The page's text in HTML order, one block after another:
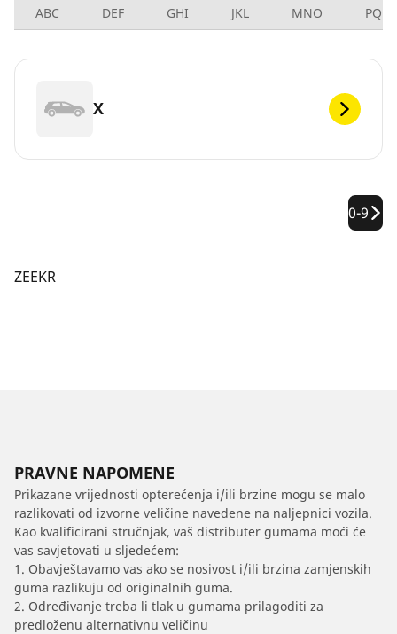
ABC DEF GHI JKL MNO PQRS
X
0-9
ZEEKR
PRAVNE NAPOMENE
Prikazane vrijednosti opterećenja i/ili brzine mogu se malo
razlikovati od izvorne veličine navedene na naljepnici vozila.
Kao kvalificirani stručnjak, vaš distributer gumama moći će
vas savjetovati u sljedećem:
1. Obavještavamo vas ako se nosivost i/ili brzina zamjenskih
guma razlikuju od originalnih guma.
2. Određivanje treba li tlak u gumama prilagoditi za
predloženu alternativnu veličinu